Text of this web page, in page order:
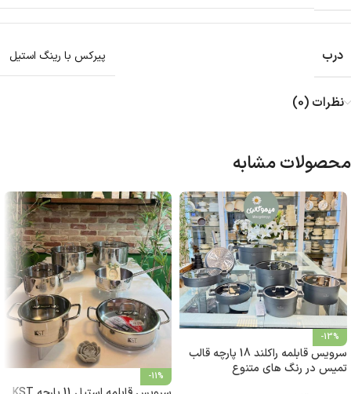
درب پیرکس با رینگ استیل
نظرات (0)
محصولات مشابه
-13%
سرویس قابلمه راکلند 18 پارچه قالب
تمیس در رنگ های متنوع
-11%